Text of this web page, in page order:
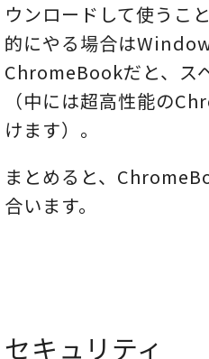
ウンロードして使うこ
的にやる場合は
ChromeBookだと、ス
（中には超高性能の
けます）。
まとめると、
合います。
セキュリティ